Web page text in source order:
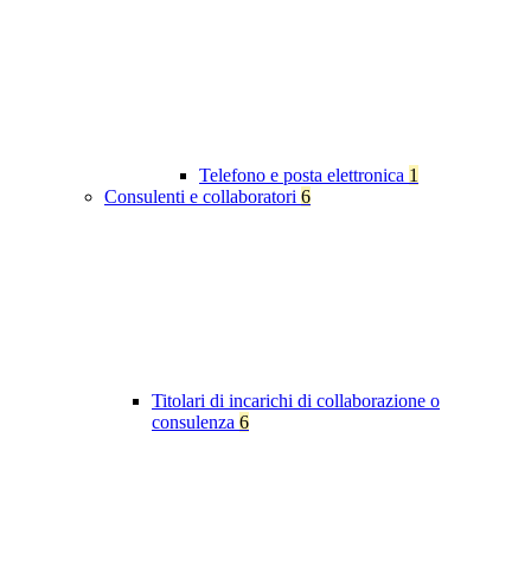
Telefono e posta elettronica 1
Consulenti e collaboratori 6
Titolari di incarichi di collaborazione o
consulenza 6